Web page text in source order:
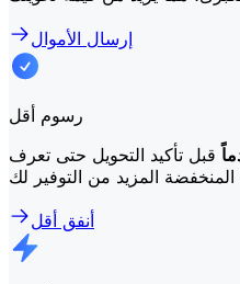
إرسال الأموال
رسوم أقل
قبل تأكيد التحويل حتى تعرف
أنفق أقل